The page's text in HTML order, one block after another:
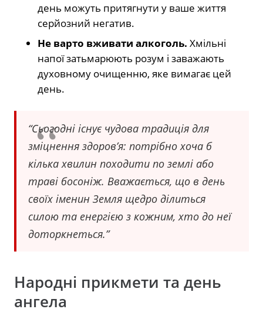
день можуть притягнути у ваше життя
серйозний негатив.
Не варто вживати алкоголь. Хмільні
напої затьмарюють розум і заважають
духовному очищенню, яке вимагає цей
день.
“Сьогодні існує чудова традиція для
зміцнення здоров’я: потрібно хоча б
кілька хвилин походити по землі або
траві босоніж. Вважається, що в день
своїх іменин Земля щедро ділиться
силою та енергією з кожним, хто до неї
доторкнеться.”
Народні прикмети та день
ангела